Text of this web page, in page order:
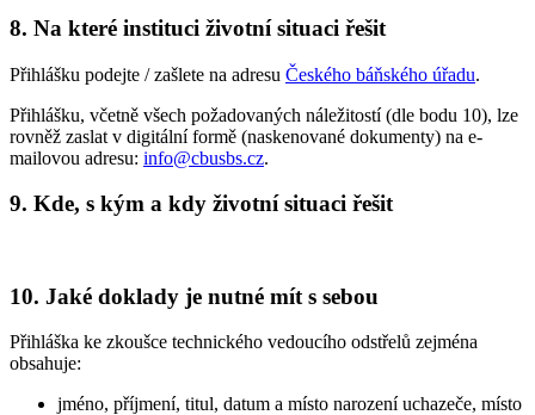
8. Na které instituci životní situaci řešit
Přihlášku podejte / zašlete na adresu Českého báňského úřadu.
Přihlášku, včetně všech požadovaných náležitostí (dle bodu 10), lze
rovněž zaslat v digitální formě (naskenované dokumenty) na e-
mailovou adresu: info@cbusbs.cz.
9. Kde, s kým a kdy životní situaci řešit
10. Jaké doklady je nutné mít s sebou
Přihláška ke zkoušce technického vedoucího odstřelů zejména
obsahuje:
jméno, příjmení, titul, datum a místo narození uchazeče, místo